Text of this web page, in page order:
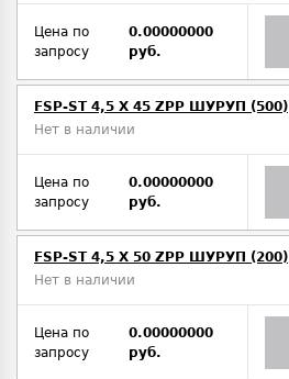
Цена по
запросу
0.00000000
руб.
FSP-ST 4,5 X 45 ZPP ШУРУП (500)
Нет в наличии
Цена по
запросу
0.00000000
руб.
FSP-ST 4,5 X 50 ZPP ШУРУП (200)
Нет в наличии
Цена по
запросу
0.00000000
руб.